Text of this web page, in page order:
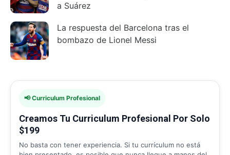
a Suárez
La respuesta del Barcelona tras el
bombazo de Lionel Messi
📢 Curriculum Profesional
Creamos Tu Curriculum Profesional Por Solo
$199
No basta con tener experiencia. Si tu currículum no está